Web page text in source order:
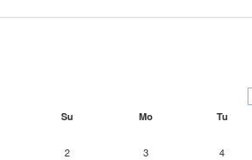
Su Mo Tu
2 3
4